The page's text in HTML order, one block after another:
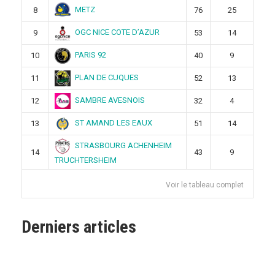
8 METZ 76 25
9 OGC NICE COTE D’AZUR 53 14
10 PARIS 92 40 9
11 PLAN DE CUQUES 52 13
12 SAMBRE AVESNOIS 32 4
13 ST AMAND LES EAUX 51 14
14
STRASBOURG ACHENHEIM
TRUCHTERSHEIM
43 9
Voir le tableau complet
Derniers articles